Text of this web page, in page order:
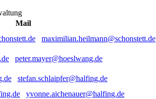
Mail
maximilian.heilmann@schonstett.de
peter.mayer@hoeslwang.de
stefan.schlaipfer@halfing.de
yvonne.aichenauer@halfing.de